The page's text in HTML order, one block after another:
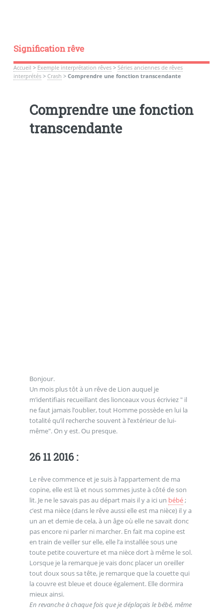
Signification rêve
Accueil > Exemple interprétation rêves> Séries anciennes de rêves
interprétés> Crash > Comprendre une fonction transcendante
Comprendre une fonction
transcendante
Bonjour.
Un mois plus tôt à un rêve de Lion auquel je
m’identifiais recueillant des lionceaux vous écriviez " il
ne faut jamais l’oublier, tout Homme possède en lui la
totalité qu’il recherche souvent à l’extérieur de lui-
même". On y est. Ou presque.
26 11 2016 :
Le rêve commence et je suis à l’appartement de ma
copine, elle est là et nous sommes juste à côté de son
lit. Je ne le savais pas au départ mais il y a ici un bébé;
c’est ma nièce (dans le rêve aussi elle est ma nièce) il y a
un an et demie de cela, à un âge où elle ne savait donc
pas encore ni parler ni marcher. En fait ma copine est
en train de veiller sur elle, elle l’a installée sous une
toute petite couverture et ma nièce dort à même le sol.
Lorsque je la remarque je vais donc placer un oreiller
tout doux sous sa tête, je remarque que la couette qui
la couvre est bleue et douce également. Elle dormira
mieux ainsi.
En revanche à chaque fois que je déplaçais le bébé, même